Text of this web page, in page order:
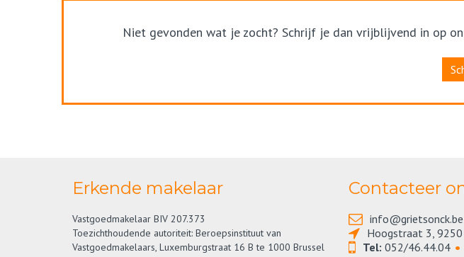
Niet gevonden wat je zocht? Schrijf je dan vrijblijvend in op
Erkende makelaar
Vastgoedmakelaar BIV 207.373
Toezichthoudende autoriteit: Beroepsinstituut van
Vastgoedmakelaars, Luxemburgstraat 16 B te 1000 Brussel
Contacteer
info@grietsonck.be
Hoogstraat 3, 9250
Tel: 052/46.44.04 •